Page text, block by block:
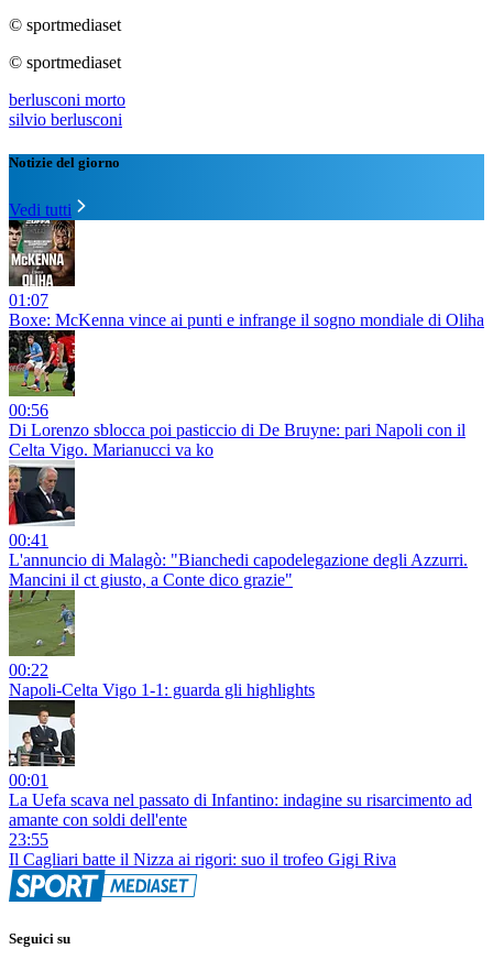
© sportmediaset
© sportmediaset
berlusconi morto
silvio berlusconi
Notizie del giorno
Vedi tutti
01:07
Boxe: McKenna vince ai punti e infrange il sogno mondiale di Oliha
00:56
Di Lorenzo sblocca poi pasticcio di De Bruyne: pari Napoli con il
Celta Vigo. Marianucci va ko
00:41
L'annuncio di Malagò: "Bianchedi capodelegazione degli Azzurri.
Mancini il ct giusto, a Conte dico grazie"
00:22
Napoli-Celta Vigo 1-1: guarda gli highlights
00:01
La Uefa scava nel passato di Infantino: indagine su risarcimento ad
amante con soldi dell'ente
23:55
Il Cagliari batte il Nizza ai rigori: suo il trofeo Gigi Riva
Seguici su